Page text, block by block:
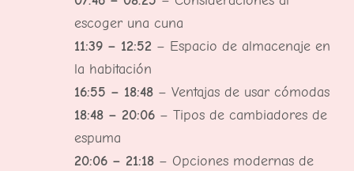
escoger una cuna
11:39 – 12:52 – Espacio de almacenaje en
la habitación
16:55 – 18:48 – Ventajas de usar cómodas
18:48 – 20:06 – Tipos de cambiadores de
espuma
20:06 – 21:18 – Opciones modernas de